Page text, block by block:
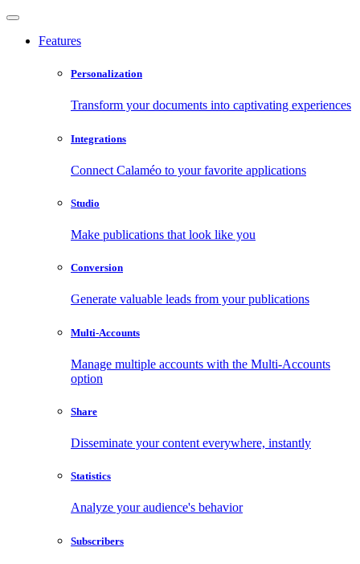
Features
Personalization
Transform your documents into captivating experiences
Integrations
Connect Calaméo to your favorite applications
Studio
Make publications that look like you
Conversion
Generate valuable leads from your publications
Multi-Accounts
Manage multiple accounts with the Multi-Accounts
option
Share
Disseminate your content everywhere, instantly
Statistics
Analyze your audience's behavior
Subscribers